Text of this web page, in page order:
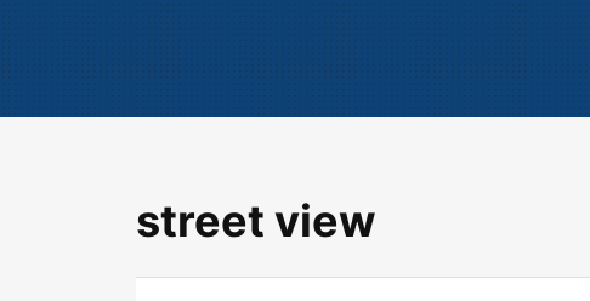
street view